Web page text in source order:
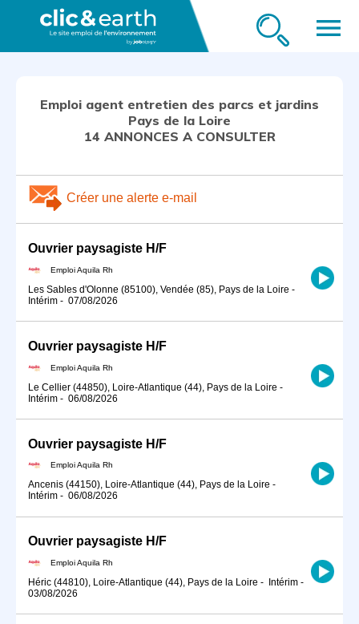
menu
Emploi agent entretien des parcs et jardins
Pays de la Loire
14 ANNONCES A CONSULTER
Créer une alerte e-mail
Ouvrier paysagiste H/F
Emploi Aquila Rh
Les Sables d'Olonne (85100), Vendée (85), Pays de la Loire -
Intérim - 07/08/2026
Ouvrier paysagiste H/F
Emploi Aquila Rh
Le Cellier (44850), Loire-Atlantique (44), Pays de la Loire -
Intérim - 06/08/2026
Ouvrier paysagiste H/F
Emploi Aquila Rh
Ancenis (44150), Loire-Atlantique (44), Pays de la Loire -
Intérim - 06/08/2026
Ouvrier paysagiste H/F
Emploi Aquila Rh
Héric (44810), Loire-Atlantique (44), Pays de la Loire - Intérim -
03/08/2026